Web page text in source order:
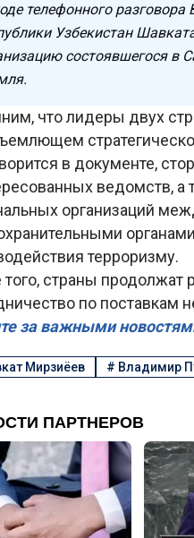
телефонного
Узбекистан
состоявшегося
что лидеры двух
в документе,
ведомств,
организаций
терроризму.
страны продолжат
по поставкам
за важными
Мирзиёев # Владимир